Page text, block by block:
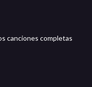
canciones completas